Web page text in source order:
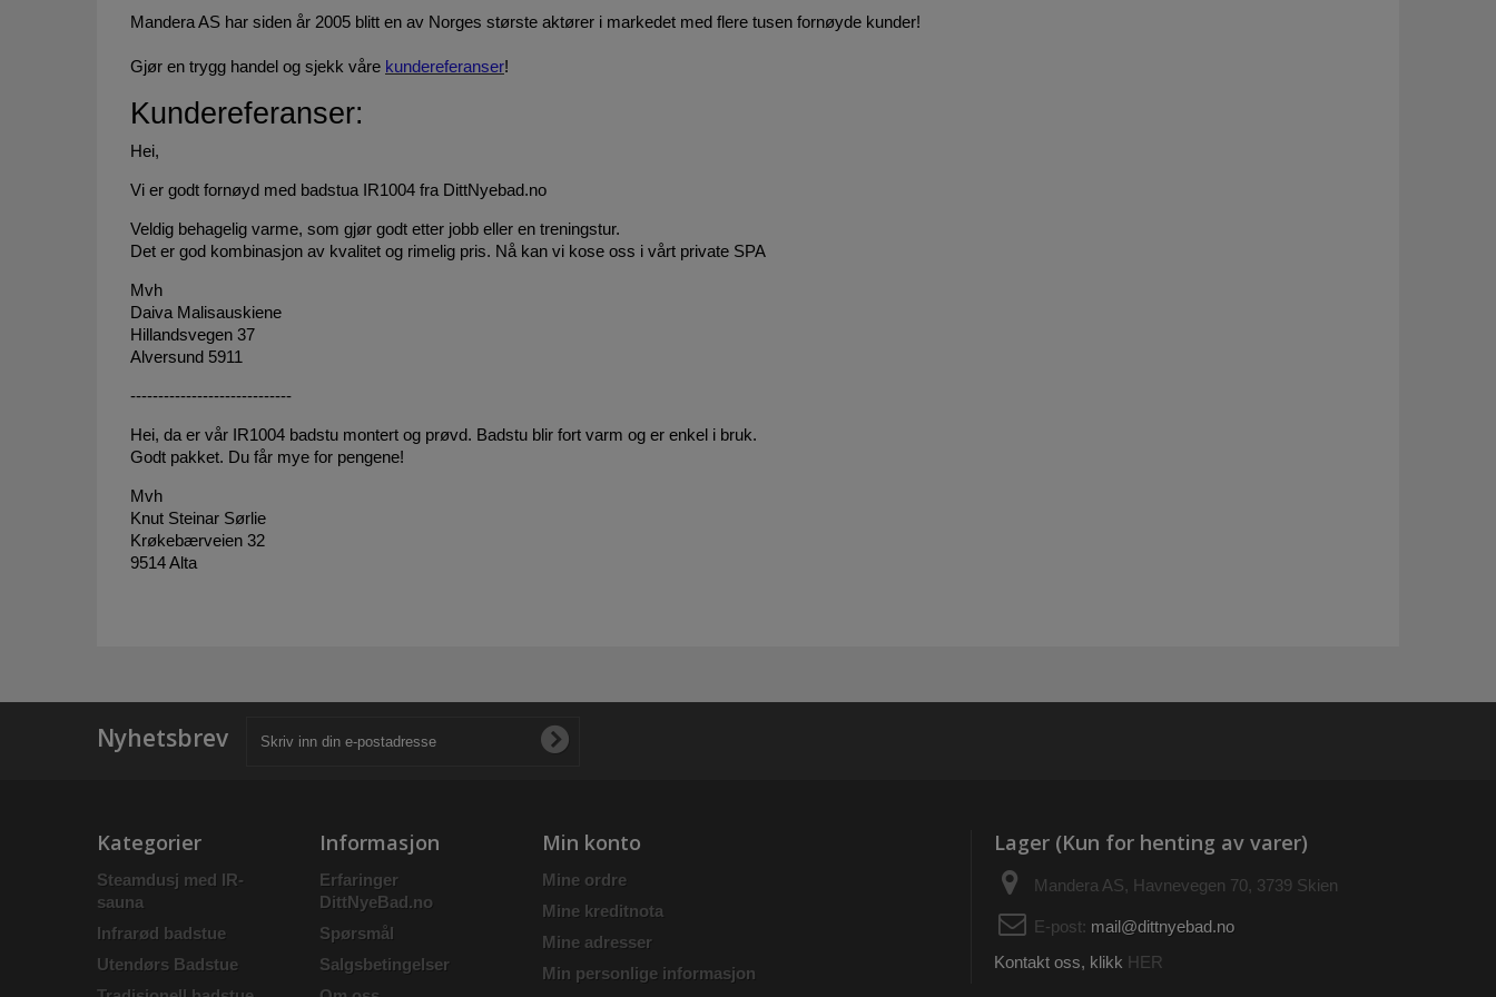
Mandera AS har siden år 2005 blitt en av Norges største aktører i markedet med flere tusen fornøyde kunder!
Gjør en trygg handel og sjekk våre kundereferanser!
Kundereferanser:
Hei,
Vi er godt fornøyd med badstua IR1004 fra DittNyebad.no
Veldig behagelig varme, som gjør godt etter jobb eller en treningstur.
Det er god kombinasjon av kvalitet og rimelig pris. Nå kan vi kose oss i vårt private SPA
Mvh
Daiva Malisauskiene
Hillandsvegen 37
Alversund 5911
-----------------------------
Hei, da er vår IR1004 badstu montert og prøvd. Badstu blir fort varm og er enkel i bruk.
Godt pakket. Du får mye for pengene!
Mvh
Knut Steinar Sørlie
Krøkebærveien 32
9514 Alta
Nyhetsbrev
Kategorier
Steamdusj med IR-
sauna
Infrarød badstue
Utendørs Badstue
Informasjon
Erfaringer
DittNyeBad.no
Spørsmål
Salgsbetingelser
Min konto
Mine ordre
Mine kreditnota
Mine adresser
Min personlige informasjon
Lager (Kun for henting av varer)
Mandera AS, Havnevegen 70, 3739 Skien
E-post: mail@dittnyebad.no
Kontakt oss, klikk HER